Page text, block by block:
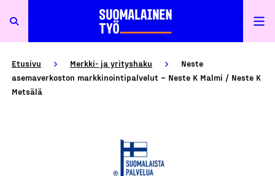
Etusivu Merkki- ja yrityshaku
Neste
asemaverkoston markkinointipalvelut – Neste K Malmi / Neste K
Metsälä